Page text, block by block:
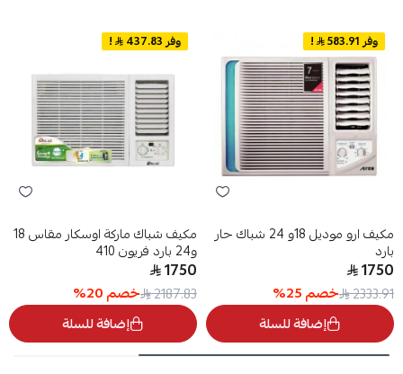
وفر 583.91 !
مكيف ارو موديل 18و 24 شباك حار
بارد
1750
2333.91 خصم25
%
إضافة للسلة
وفر 437.83 !
مكيف شباك ماركة اوسكار مقاس 18
و24 بارد فريون 410
1750
2187.83 خصم20
%
إضافة للسلة